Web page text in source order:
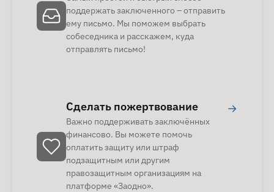
поддержать заключенного – отправить
ему письмо. Мы поможем выбрать
собеседника и расскажем, куда
отправлять письмо!
Сделать пожертвование
Важно поддерживать заключённых
финансово. Вы можете помочь
оплатить защиту или штраф
подзащитным или другим
правозащитным организациям на
платформе «Заодно».
→